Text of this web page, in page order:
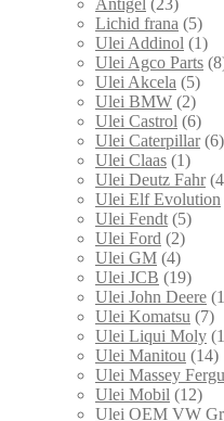
Lichid frana (5)
Ulei Addinol (1)
Ulei Agco Parts
Ulei Akcela (5)
Ulei BMW (2)
Ulei Castrol (6)
Ulei Caterpillar (6)
Ulei Claas (1)
Ulei Deutz Fahr
Ulei Elf Evolution
Ulei Fendt (5)
Ulei Ford (2)
Ulei GM (4)
Ulei JCB (19)
Ulei John Deere
Ulei Komatsu (7)
Ulei Liqui Moly
Ulei Manitou (14)
Ulei Massey
Ulei Mobil (12)
Ulei OEM VW